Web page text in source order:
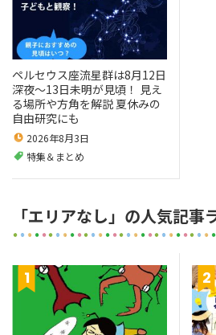
ペルセウス座流星群は8月12日
深夜～13日未明が見頃！ 見え
る場所や方角を解説 夏休みの
自由研究にも
2026年8月3日
特集＆まとめ
「エリアなし」の人気記事